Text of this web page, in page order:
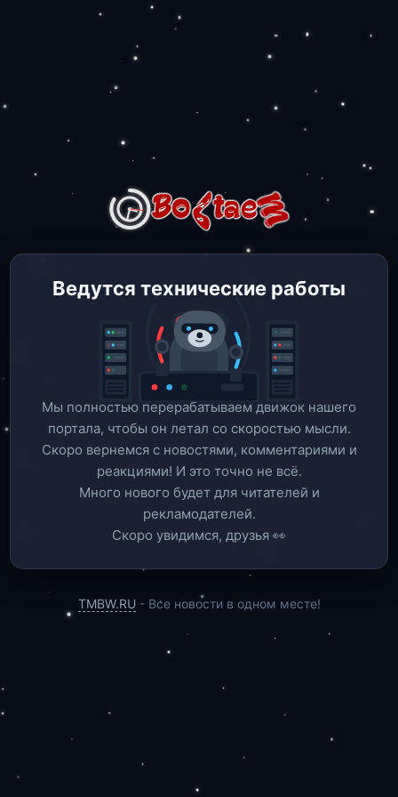
Ведутся технические работы
Мы полностью перерабатываем движок нашего
портала, чтобы он летал со скоростью мысли.
Скоро вернемся c новостями, комментариями и
реакциями! И это точно не всё.
Много нового будет для читателей и
рекламодателей.
Скоро увидимся, друзья 👀
TMBW.RU - Все новости в одном месте!